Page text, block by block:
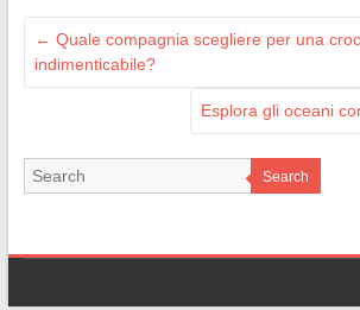
← Quale compagnia scegliere per una
indimenticabile?
Esplora gli oceani
Search